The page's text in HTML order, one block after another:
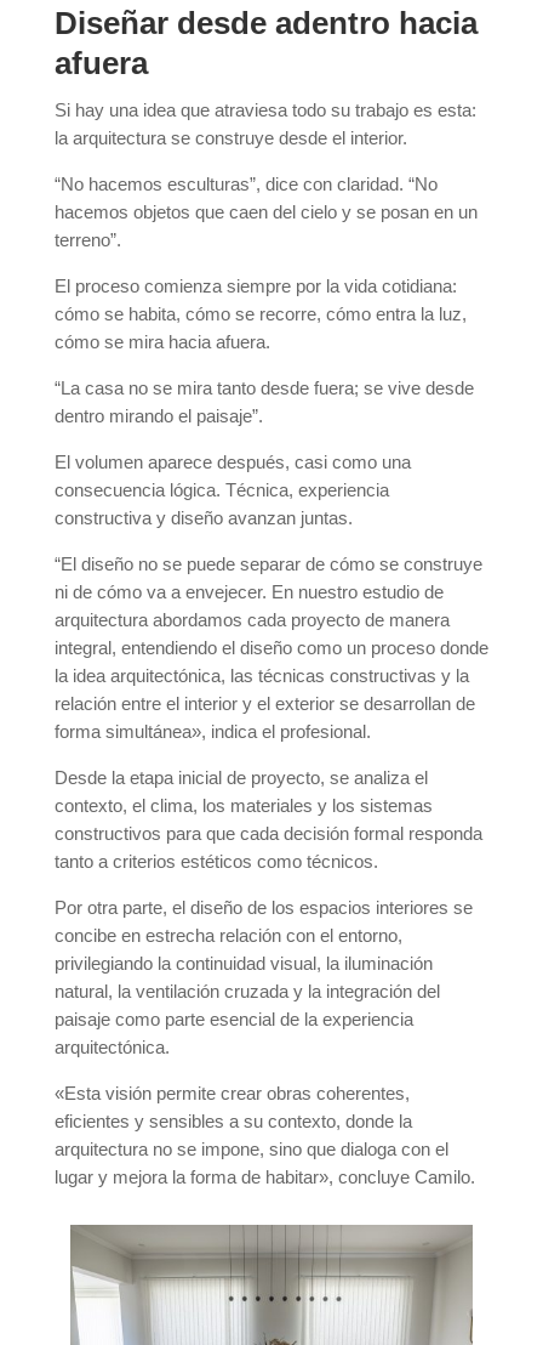
Diseñar desde adentro hacia
afuera
Si hay una idea que atraviesa todo su trabajo es esta:
la arquitectura se construye desde el interior.
“No hacemos esculturas”, dice con claridad. “No
hacemos objetos que caen del cielo y se posan en un
terreno”.
El proceso comienza siempre por la vida cotidiana:
cómo se habita, cómo se recorre, cómo entra la luz,
cómo se mira hacia afuera.
“La casa no se mira tanto desde fuera; se vive desde
dentro mirando el paisaje”.
El volumen aparece después, casi como una
consecuencia lógica. Técnica, experiencia
constructiva y diseño avanzan juntas.
“El diseño no se puede separar de cómo se construye
ni de cómo va a envejecer. En nuestro estudio de
arquitectura abordamos cada proyecto de manera
integral, entendiendo el diseño como un proceso donde
la idea arquitectónica, las técnicas constructivas y la
relación entre el interior y el exterior se desarrollan de
forma simultánea», indica el profesional.
Desde la etapa inicial de proyecto, se analiza el
contexto, el clima, los materiales y los sistemas
constructivos para que cada decisión formal responda
tanto a criterios estéticos como técnicos.
Por otra parte, el diseño de los espacios interiores se
concibe en estrecha relación con el entorno,
privilegiando la continuidad visual, la iluminación
natural, la ventilación cruzada y la integración del
paisaje como parte esencial de la experiencia
arquitectónica.
«Esta visión permite crear obras coherentes,
eficientes y sensibles a su contexto, donde la
arquitectura no se impone, sino que dialoga con el
lugar y mejora la forma de habitar», concluye Camilo.